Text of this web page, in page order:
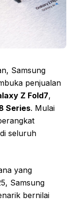
Samsung
penjualan
Z Fold7,
Series. Mulai
seluruh
yang
Samsung
bernilai